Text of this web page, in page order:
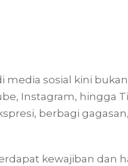
media sosial kini
Instagram, hingga
berbagi
kewajiban dan